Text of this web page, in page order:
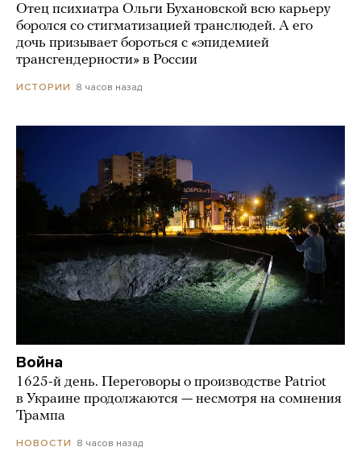
Отец психиатра Ольги Бухановской всю карьеру
боролся со стигматизацией транслюдей. А его
дочь призывает бороться с «эпидемией
трансгендерности» в России
ИСТОРИИ 8 часов назад
Война
1625-й день. Переговоры о производстве Patriot
в Украине продолжаются — несмотря на сомнения
Трампа
НОВОСТИ 8 часов назад